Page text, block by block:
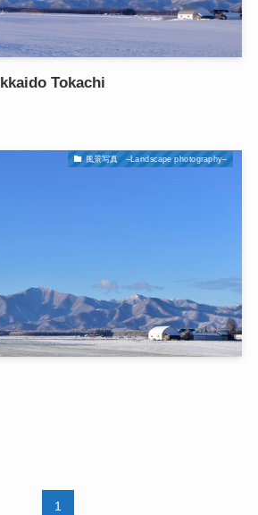
Tokachi
風景写真 –Landscape photography–
1